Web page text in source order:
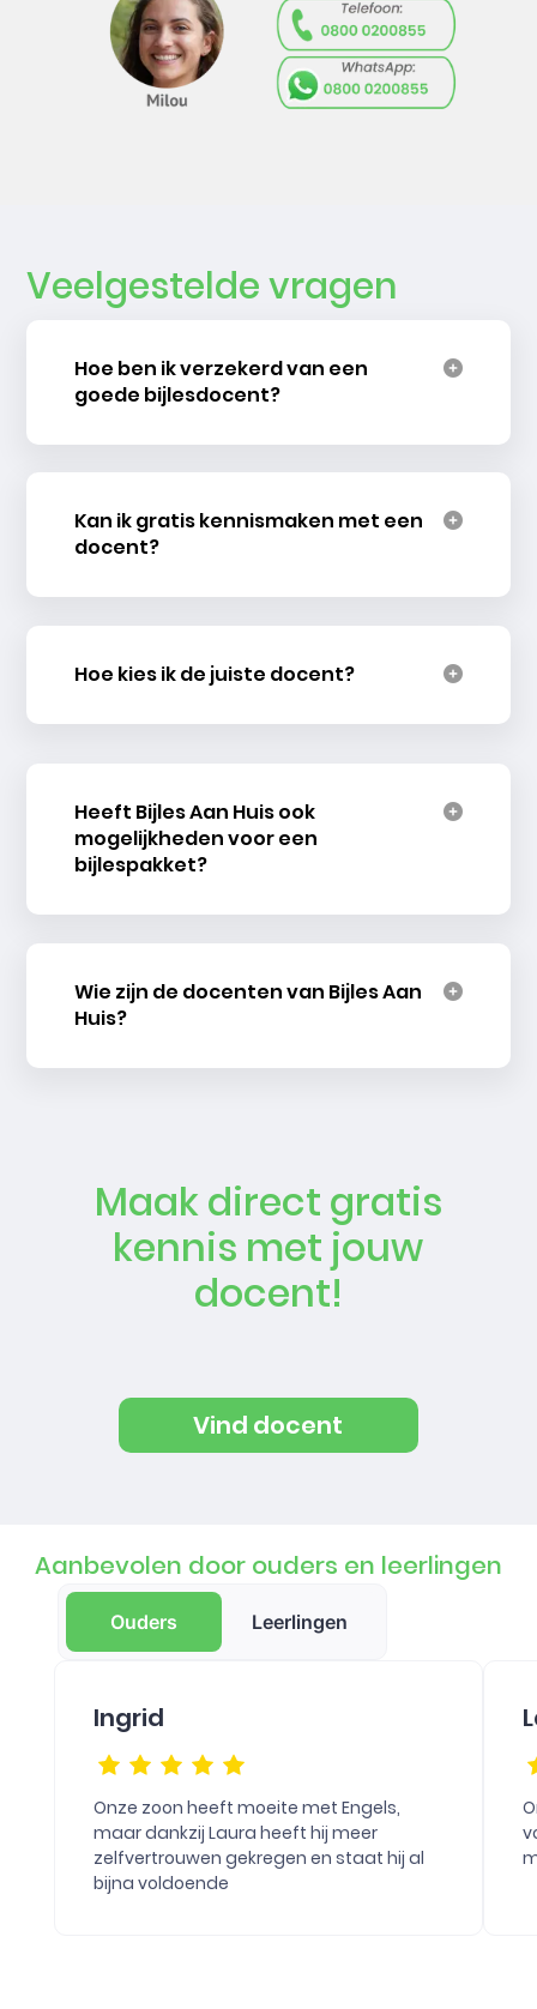
Veelgestelde vragen
Hoe ben ik verzekerd van een
goede bijlesdocent?
Kan ik gratis kennismaken met een
docent?
Hoe kies ik de juiste docent?
Heeft Bijles Aan Huis ook
mogelijkheden voor een
bijlespakket?
Wie zijn de docenten van Bijles Aan
Huis?
Maak direct gratis
kennis met jouw
docent!
Vind docent
Aanbevolen door ouders en leerlingen
Ouders Leerlingen
Ingrid
Onze zoon heeft moeite met Engels,
maar dankzij Laura heeft hij meer
zelfvertrouwen gekregen en staat hij al
bijna voldoende